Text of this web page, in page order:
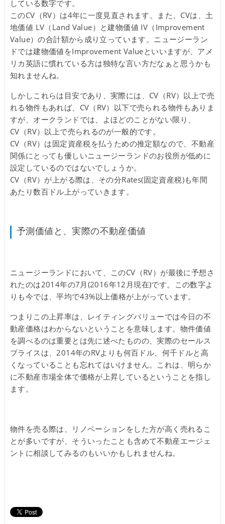
している数字です。
このCV（RV）は4年に一度見直されます。また、CVは、土
地価値 LV（Land Value）と建物価値 IV（Improvement
Value）の合計額から成り立っています。ニュージーラン
ドでは建物価値をImprovement Valueといいますが、アメ
リカ英語に慣れている方は独特な言い方だなぁと思うかも
知れませんね。
しかしこれらは目安であり、実際には、CV（RV）以上で売
れる物件もあれば、CV（RV）以下で売られる物件もありま
すが、オークランドでは、よほどのことがない限り、
CV（RV）以上で売られるのが一般的です。
CV（RV）は固定資産税を払うための推定額なので、不動産
関係にとっても優しいニュージーランドのお役所が低めに
設定しているのではないでしょうか。
CV（RV）が上がる際は、その分Rates(固定資産税)も年間
あたり数百ドル上がっていきます。
予測価値と、実際の不動産価値
ニュージーランドにおいて、このCV（RV）が最後に予想さ
れたのは2014年の7月(2016年12月現在)です。この数字よ
りも今では、平均で43%以上価格が上がっています。
つまりこの上昇率は、レイティングバリューでは今日の不
動産価格はわからないということを意味します。物件価値
を調べるのは重要とは先に述べたものの、実際のセールス
プライスは、2014年のRVよりも何百ドル、何千ドルと高
くなっていることも忘れてはいけません。これは、明らか
に不動産市場全体で価格が上昇しているということを指し
ます。
物件を売る際は、リノベーションをした方が高く売れるこ
とが多いですが、そういったことも含めて不動産エージェ
ントに相談してみるのもいいかもしれませんね。